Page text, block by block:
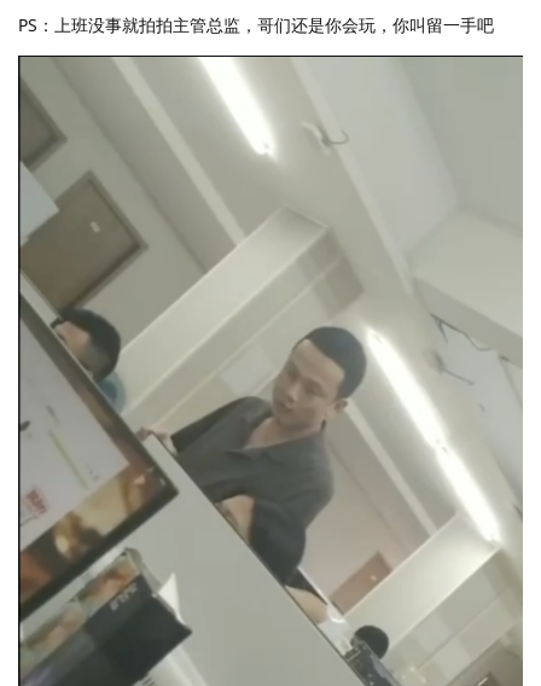
PS：上班没事就拍拍主管总监，哥们还是你会玩，你叫留一手吧